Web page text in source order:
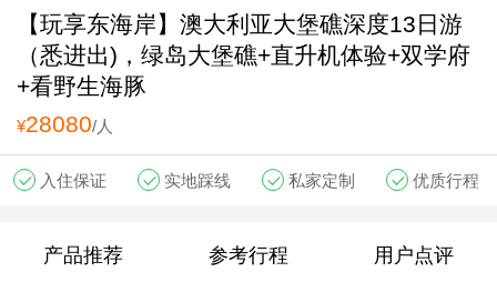
【玩享东海岸】澳大利亚大堡礁深度13日游
（悉进出)，绿岛大堡礁+直升机体验+双学府
+看野生海豚
¥28080/人
入住保证 实地踩线 私家定制 优质行程
产品推荐 参考行程 用户点评